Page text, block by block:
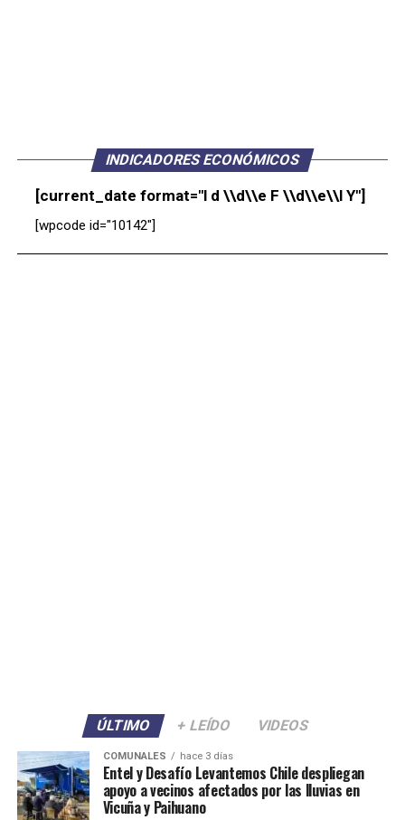
INDICADORES ECONÓMICOS
[current_date format="l d \\d\\e F \\d\\e\\l Y"]
[wpcode id="10142"]
ÚLTIMO + LEÍDO VIDEOS
COMUNALES hace 3 días
Entel y Desafío Levantemos Chile despliegan
apoyo a vecinos afectados por las lluvias en
Vicuña y Paihuano